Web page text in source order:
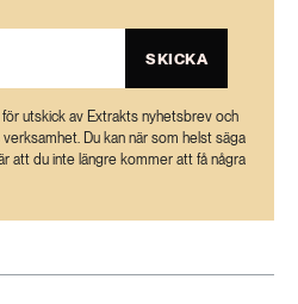
SKICKA
utskick av Extrakts nyhetsbrev och
Du kan när som helst säga
att du inte längre kommer att få några